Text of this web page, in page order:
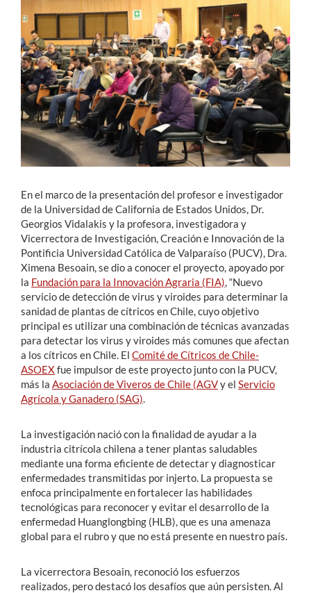
En el marco de la presentación del profesor e investigador
de la Universidad de California de Estados Unidos, Dr.
Georgios Vidalakis y la profesora, investigadora y
Vicerrectora de Investigación, Creación e Innovación de la
Pontificia Universidad Católica de Valparaíso (PUCV), Dra.
Ximena Besoain, se dio a conocer el proyecto, apoyado por
la Fundación para la Innovación Agraria (FIA) , “Nuevo
servicio de detección de virus y viroides para determinar la
sanidad de plantas de cítricos en Chile, cuyo objetivo
principal es utilizar una combinación de técnicas avanzadas
para detectar los virus y viroides más comunes que afectan
a los cítricos en Chile. El Comité de Cítricos de Chile-
ASOEXfue impulsor de este proyecto junto con la PUCV,
más la Asociación de Viveros de Chile (AGVy el Servicio
Agrícola y Ganadero (SAG)
La investigación nació con la finalidad de ayudar a la
industria citrícola chilena a tener plantas saludables
mediante una forma eficiente de detectar y diagnosticar
enfermedades transmitidas por injerto. La propuesta se
enfoca principalmente en fortalecer las habilidades
tecnológicas para reconocer y evitar el desarrollo de la
enfermedad Huanglongbing (HLB), que es una amenaza
global para el rubro y que no está presente en nuestro país.
La vicerrectora Besoain, reconoció los esfuerzos
realizados, pero destacó los desafíos que aún persisten. Al